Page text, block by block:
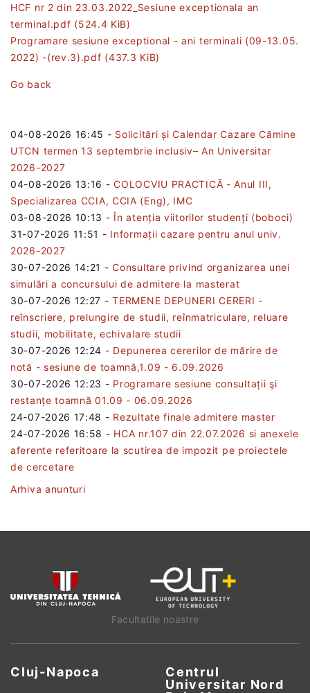
HCF nr 2 din 23.03.2022_Sesiune exceptionala an
terminal.pdf (524.4 KiB)
Programare sesiune exceptional - ani terminali (09-13.05.
2022) -(rev.3).pdf (437.3 KiB)
Go back
04-08-2026 16:45 - Solicitări și Calendar Cazare Cămine
UTCN termen 13 septembrie inclusiv– An Universitar
2026-2027
04-08-2026 13:16 -COLOCVIU PRACTICĂ - Anul III,
Specializarea CCIA, CCIA (Eng), IMC
03-08-2026 10:13 -În atenția viitorilor studenți (boboci)
31-07-2026 11:51 - Informații cazare pentru anul univ.
2026-2027
30-07-2026 14:21 -Consultare privind organizarea unei
simulări a concursului de admitere la masterat
30-07-2026 12:27 -TERMENE DEPUNERI CERERI -
reînscriere, prelungire de studii, reînmatriculare, reluare
studii, mobilitate, echivalare studii
30-07-2026 12:24 - Depunerea cererilor de mărire de
notă - sesiune de toamnă,1.09 - 6.09.2026
30-07-2026 12:23 - Programare sesiune consultații şi
restanțe toamnă 01.09 - 06.09.2026
24-07-2026 17:48 - Rezultate finale admitere master
24-07-2026 16:58 - HCA nr.107 din 22.07.2026 si anexele
aferente referitoare la scutirea de impozit pe proiectele
de cercetare
Arhiva anunturi
Facultatile noastre
Cluj-Napoca
Centrul
Universitar Nord